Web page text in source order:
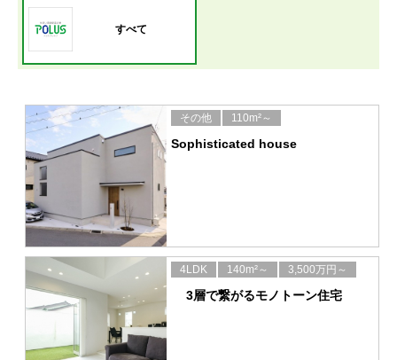
すべて
その他 110m²～
Sophisticated house
4LDK 140m²～ 3,500万円～
3層で繋がるモノトーン住宅